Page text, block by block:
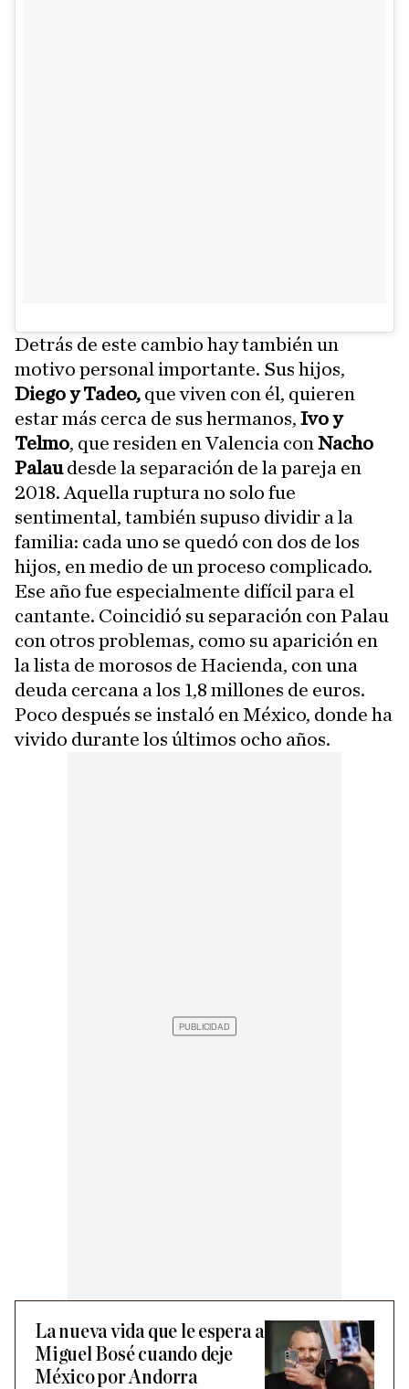
Detrás de este cambio hay también un
motivo personal importante. Sus hijos,
Diego y Tadeo, que viven con él, quieren
estar más cerca de sus hermanos, Ivo y
Telmo, que residen en Valencia con Nacho
Palaudesde la separación de la pareja en
2018. Aquella ruptura no solo fue
sentimental, también supuso dividir a la
familia: cada uno se quedó con dos de los
hijos, en medio de un proceso complicado.
Ese año fue especialmente difícil para el
cantante. Coincidió su separación con Palau
con otros problemas, como su aparición en
la lista de morosos de Hacienda, con una
deuda cercana a los 1,8 millones de euros.
Poco después se instaló en México, donde ha
vivido durante los últimos ocho años.
La nueva vida que le espera a
Miguel Bosé cuando deje
México por Andorra